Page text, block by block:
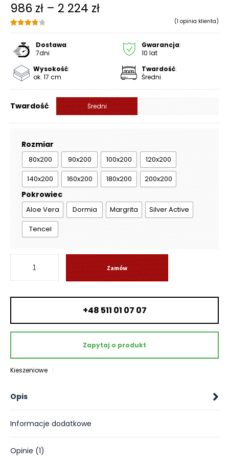
R
A
C
Ó
A
M
T
A
K
L
O
Z
986 zł – 2 224 złZakres
986 zł
2
224 zł
Oceniony
na 5
na
1
oceny
klienta
(1 opinia klienta)
Dostawa:
7dni
Gwarancja:
10 lat
Wysokość:
ok. 17 cm
Twardość:
Średni
Twardość Średni
Rozmiar
80x200 90x200 100x200
120x200
140x200
160x200 180x200 200x200
Pokrowiec
Aloe Vera Dormia Margrita
Silver Active
Tencel
ilość
Materac
-
Zamów
+48 511 01 07 07
Zapytaj o produkt
Kieszeniowe
Opis
Informacje dodatkowe
Opinie (1)